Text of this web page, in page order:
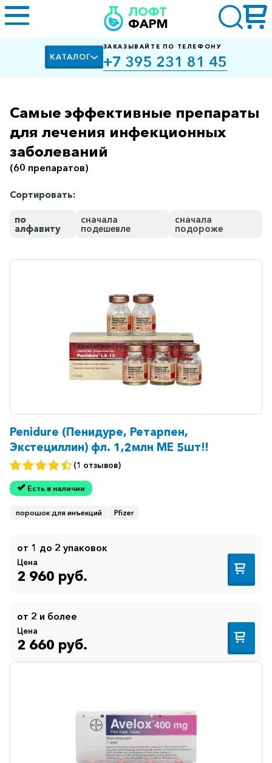
ЛОФТ
ФАРМ
КАТАЛОГ
ЗАКАЗЫВАЙТЕ ПО ТЕЛЕФОНУ
+7 395 231 81 45
Алкоголизм,
курение
Альцгеймера
Биологически
Гематологические
Гепатопротекторы
Гинекология
Гормональные
Дерматологические
Диабетические
Желудочно-
Иммуностимуляторы
Климактерические
Минеральный
обмен
Наружные
средства
Офтальмология
Самые эффективные препараты
для лечения инфекционных
заболеваний
(60 препаратов)
Сортировать:
по
алфавиту
сначала
подешевле
сначала
подороже
Penidure (Пенидуре, Ретарпен,
Экстециллин) фл. 1,2млн МЕ 5шт!!
(1 отзывов)
Есть в наличии
порошок для инъекций Pfizer
от 1 до 2 упаковок
Цена
2 960 руб.
от 2 и более
Цена
2 660 руб.